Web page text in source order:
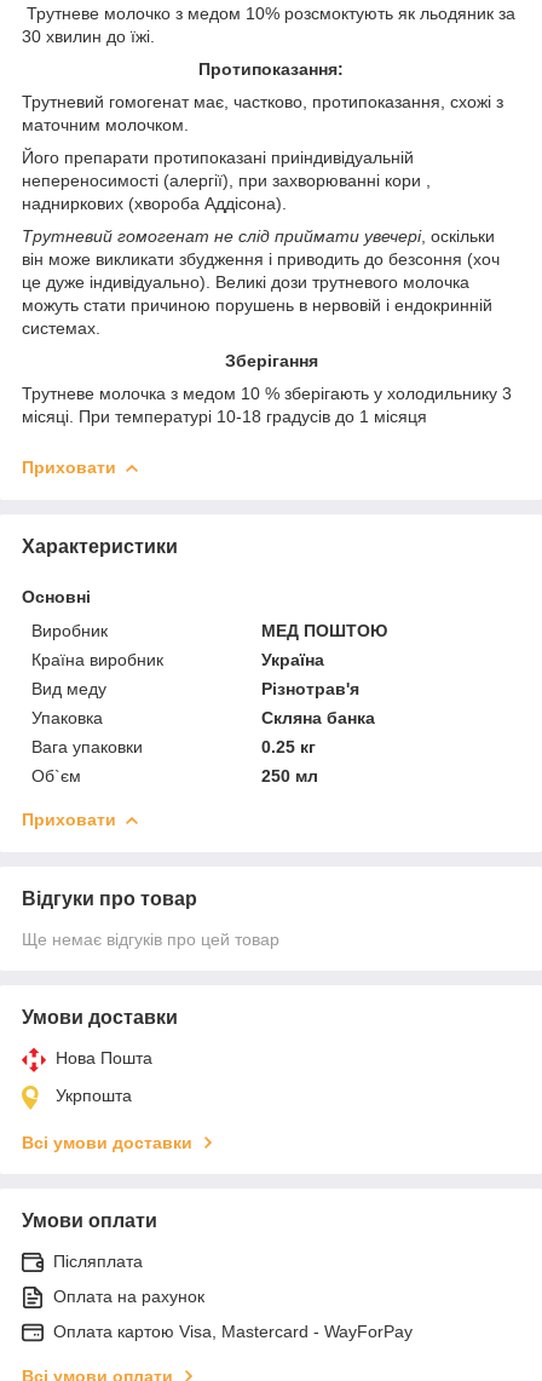
Трутневе молочко з медом 10% розсмоктують як льодяник за
30 хвилин до їжі.
Протипоказання:
Трутневий гомогенат має, частково, протипоказання, схожі з
маточним молочком.
Його препарати протипоказані приіндивідуальній
непереносимості (алергії), при захворюванні кори ,
надниркових (хвороба Аддісона).
Трутневий гомогенат не слід приймати увечері, оскільки
він може викликати збудження і приводить до безсоння (хоч
це дуже індивідуально). Великі дози трутневого молочка
можуть стати причиною порушень в нервовій і ендокринній
системах.
Зберігання
Трутневе молочка з медом 10 % зберігають у холодильнику 3
місяці. При температурі 10-18 градусів до 1 місяця
Приховати
Характеристики
Основні
Виробник
МЕД ПОШТОЮ
Країна виробник
Україна
Вид меду
Різнотрав'я
Упаковка
Скляна банка
Вага упаковки
0.25 кг
Об`єм
250 мл
Приховати
Відгуки про товар
Ще немає відгуків про цей товар
Умови доставки
Нова Пошта
Укрпошта
Всі умови доставки
Умови оплати
Післяплата
Оплата на рахунок
Оплата картою Visa, Mastercard - WayForPay
Всі умови оплати